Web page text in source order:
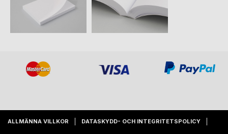
ALLMÄNNA VILLKOR DATASKYDD- OCH INTEGRITETSPOLICY